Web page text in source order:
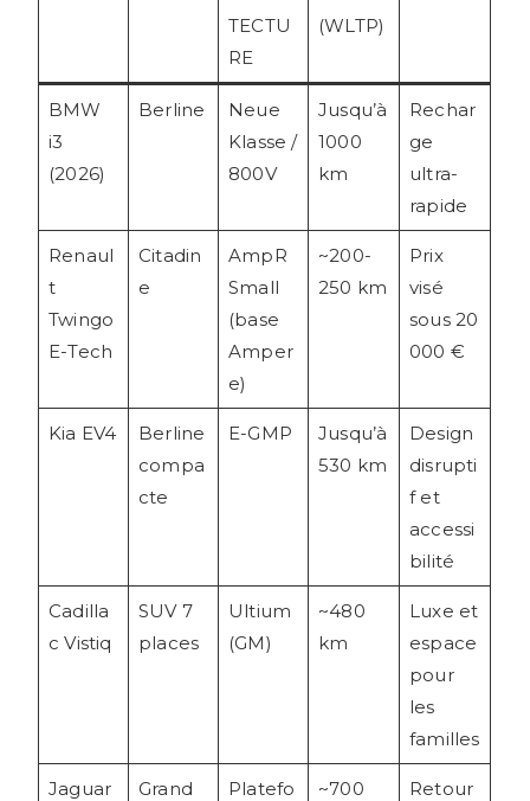
TECTU
RE
(WLTP)
BMW
i3
(2026)
Berline
Neue
Klasse /
800V
Jusqu’à
1000
km
Rechar
ge
ultra-
rapide
Renaul
t
Twingo
E-Tech
Citadin
e
AmpR
Small
(base
Amper
e)
~200-
250 km
Prix
visé
sous 20
000 €
Kia EV4
Berline
compa
cte
E-GMP
Jusqu’à
530 km
Design
disrupti
f et
accessi
bilité
Cadilla
c Vistiq
SUV 7
places
Ultium
(GM)
~480
km
Luxe et
espace
pour
les
familles
Jaguar
Grand
Platefo
~700
Retour